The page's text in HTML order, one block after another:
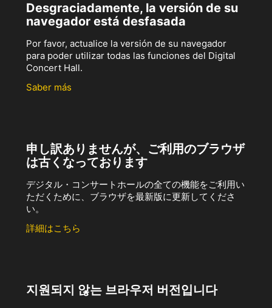
Desgraciadamente, la versión de su
navegador está desfasada
Por favor, actualice la versión de su navegador
para poder utilizar todas las funciones del Digital
Concert Hall.
Saber más
申し訳ありませんが、ご利用のブラウザ
は古くなっております
デジタル・コンサートホールの全ての機能をご利用い
ただくために、ブラウザを最新版に更新してくださ
い。
詳細はこちら
지원되지 않는 브라우저 버전입니다